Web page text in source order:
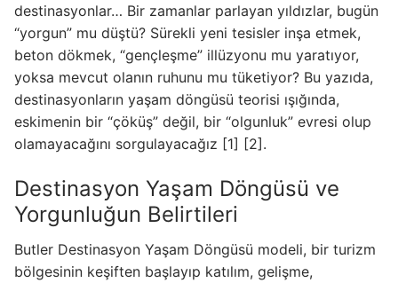
destinasyonlar… Bir zamanlar parlayan yıldızlar, bugün
“yorgun” mu düştü? Sürekli yeni tesisler inşa etmek,
beton dökmek, “gençleşme” illüzyonu mu yaratıyor,
yoksa mevcut olanın ruhunu mu tüketiyor? Bu yazıda,
destinasyonların yaşam döngüsü teorisi ışığında,
eskimenin bir “çöküş” değil, bir “olgunluk” evresi olup
olamayacağını sorgulayacağız [1] [2].
Destinasyon Yaşam Döngüsü ve
Yorgunluğun Belirtileri
Butler Destinasyon Yaşam Döngüsü modeli, bir turizm
bölgesinin keşiften başlayıp katılım, gelişme,